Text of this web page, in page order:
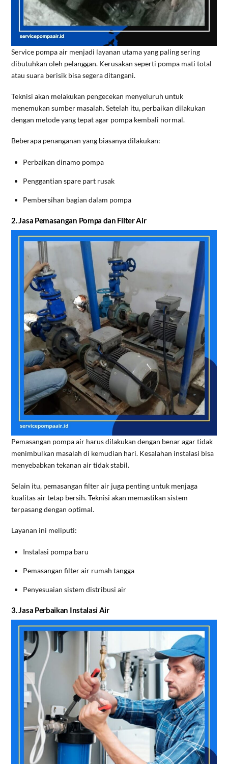
Service pompa air menjadi layanan utama yang paling sering
dibutuhkan oleh pelanggan. Kerusakan seperti pompa mati total
atau suara berisik bisa segera ditangani.
Teknisi akan melakukan pengecekan menyeluruh untuk
menemukan sumber masalah. Setelah itu, perbaikan dilakukan
dengan metode yang tepat agar pompa kembali normal.
Beberapa penanganan yang biasanya dilakukan:
Perbaikan dinamo pompa
Penggantian spare part rusak
Pembersihan bagian dalam pompa
2. Jasa Pemasangan Pompa dan Filter Air
Pemasangan pompa air harus dilakukan dengan benar agar tidak
menimbulkan masalah di kemudian hari. Kesalahan instalasi bisa
menyebabkan tekanan air tidak stabil.
Selain itu, pemasangan filter air juga penting untuk menjaga
kualitas air tetap bersih. Teknisi akan memastikan sistem
terpasang dengan optimal.
Layanan ini meliputi:
Instalasi pompa baru
Pemasangan filter air rumah tangga
Penyesuaian sistem distribusi air
3. Jasa Perbaikan Instalasi Air